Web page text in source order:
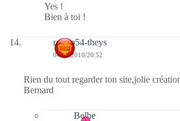
Yes !
Bien à toi !
rolero54-theys
04/03/2010/20:52
Rien du tout regarder ton site,jolie
Bernard
Belbe